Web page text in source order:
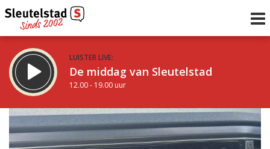
LUISTER LIVE:
De middag van Sleutelstad
12.00 - 19.00 uur
STRAKS:
De avond van Sleutelstad
19.00 - 22.00 uur